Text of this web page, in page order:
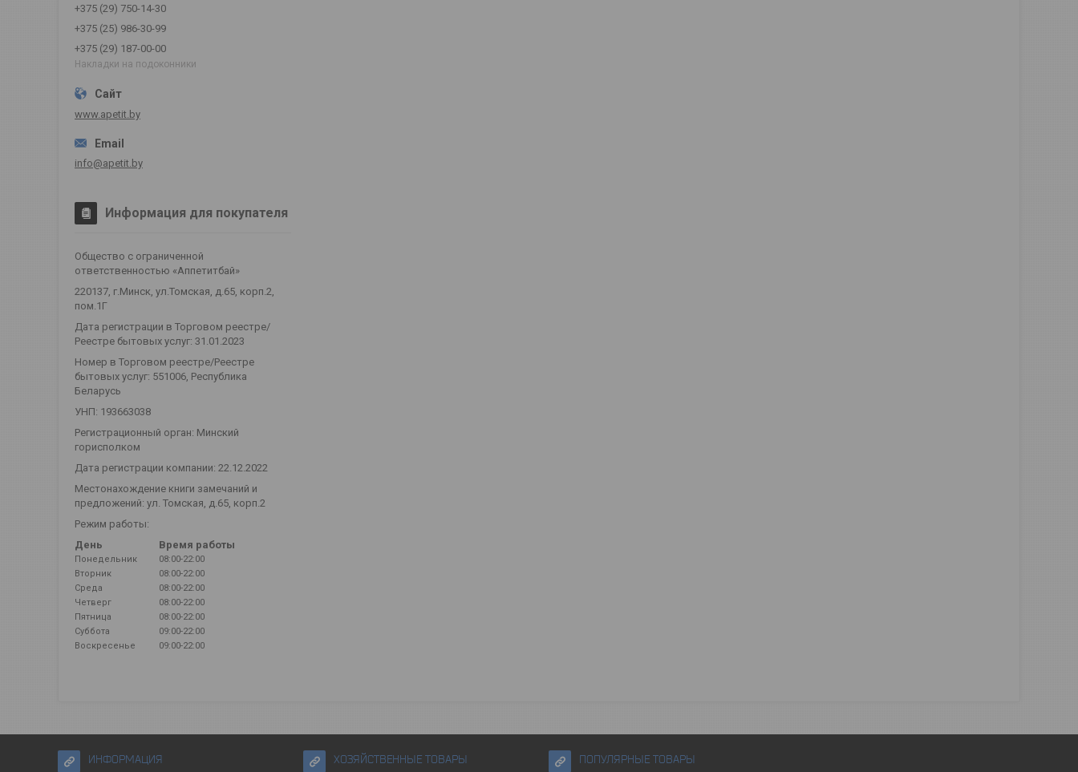
+375 (29) 750-14-30
+375 (25) 986-30-99
+375 (29) 187-00-00
Накладки на подоконники
www.apetit.by
info@apetit.by
Информация для покупателя
Общество с ограниченной
ответственностью «Аппетитбай»
220137, г.Минск, ул.Томская, д.65, корп.2,
пом.1Г
Дата регистрации в Торговом реестре/
Реестре бытовых услуг: 31.01.2023
Номер в Торговом реестре/Реестре
бытовых услуг: 551006, Республика
Беларусь
УНП: 193663038
Регистрационный орган: Минский
горисполком
Дата регистрации компании: 22.12.2022
Местонахождение книги замечаний и
предложений: ул. Томская, д.65, корп.2
Режим работы:
День
Время работы
Понедельник
08:00-22:00
Вторник
08:00-22:00
Среда
08:00-22:00
Четверг
08:00-22:00
Пятница
08:00-22:00
Суббота
09:00-22:00
Воскресенье
09:00-22:00
ИНФОРМАЦИЯ ХОЗЯЙСТВЕННЫЕ ТОВАРЫ ПОПУЛЯРНЫЕ ТОВАРЫ